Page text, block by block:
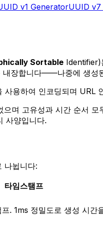
v1 GeneratorUUID
Sortable Identifier)
내장합니다——나중에 생성
용하여 인코딩되며 URL
며 고유성과 시간 순서
사양입니다.
나뉩니다:
타임스탬프
1ms 정밀도로 생성 시간